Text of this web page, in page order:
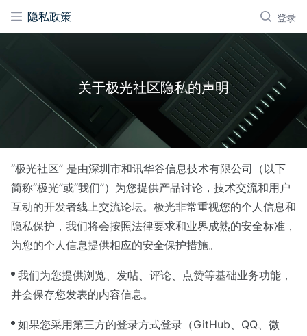
隐私政策 登录
关于极光社区隐私的声明
“极光社区” 是由深圳市和讯华谷信息技术有限公司（以下
简称“极光”或“我们”）为您提供产品讨论，技术交流和用户
互动的开发者线上交流论坛。极光非常重视您的个人信息和
隐私保护，我们将会按照法律要求和业界成熟的安全标准，
为您的个人信息提供相应的安全保护措施。
我们为您提供浏览、发帖、评论、点赞等基础业务功能，
并会保存您发表的内容信息。
如果您采用第三方的登录方式登录（GitHub、QQ、微